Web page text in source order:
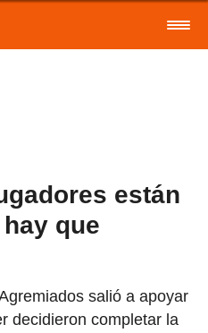
están
que
salió a apoyar
decidieron completar la